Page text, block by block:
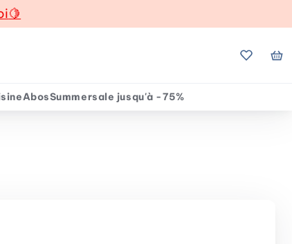
🍋
Mes
AbosSummersale jusqu'à -75%